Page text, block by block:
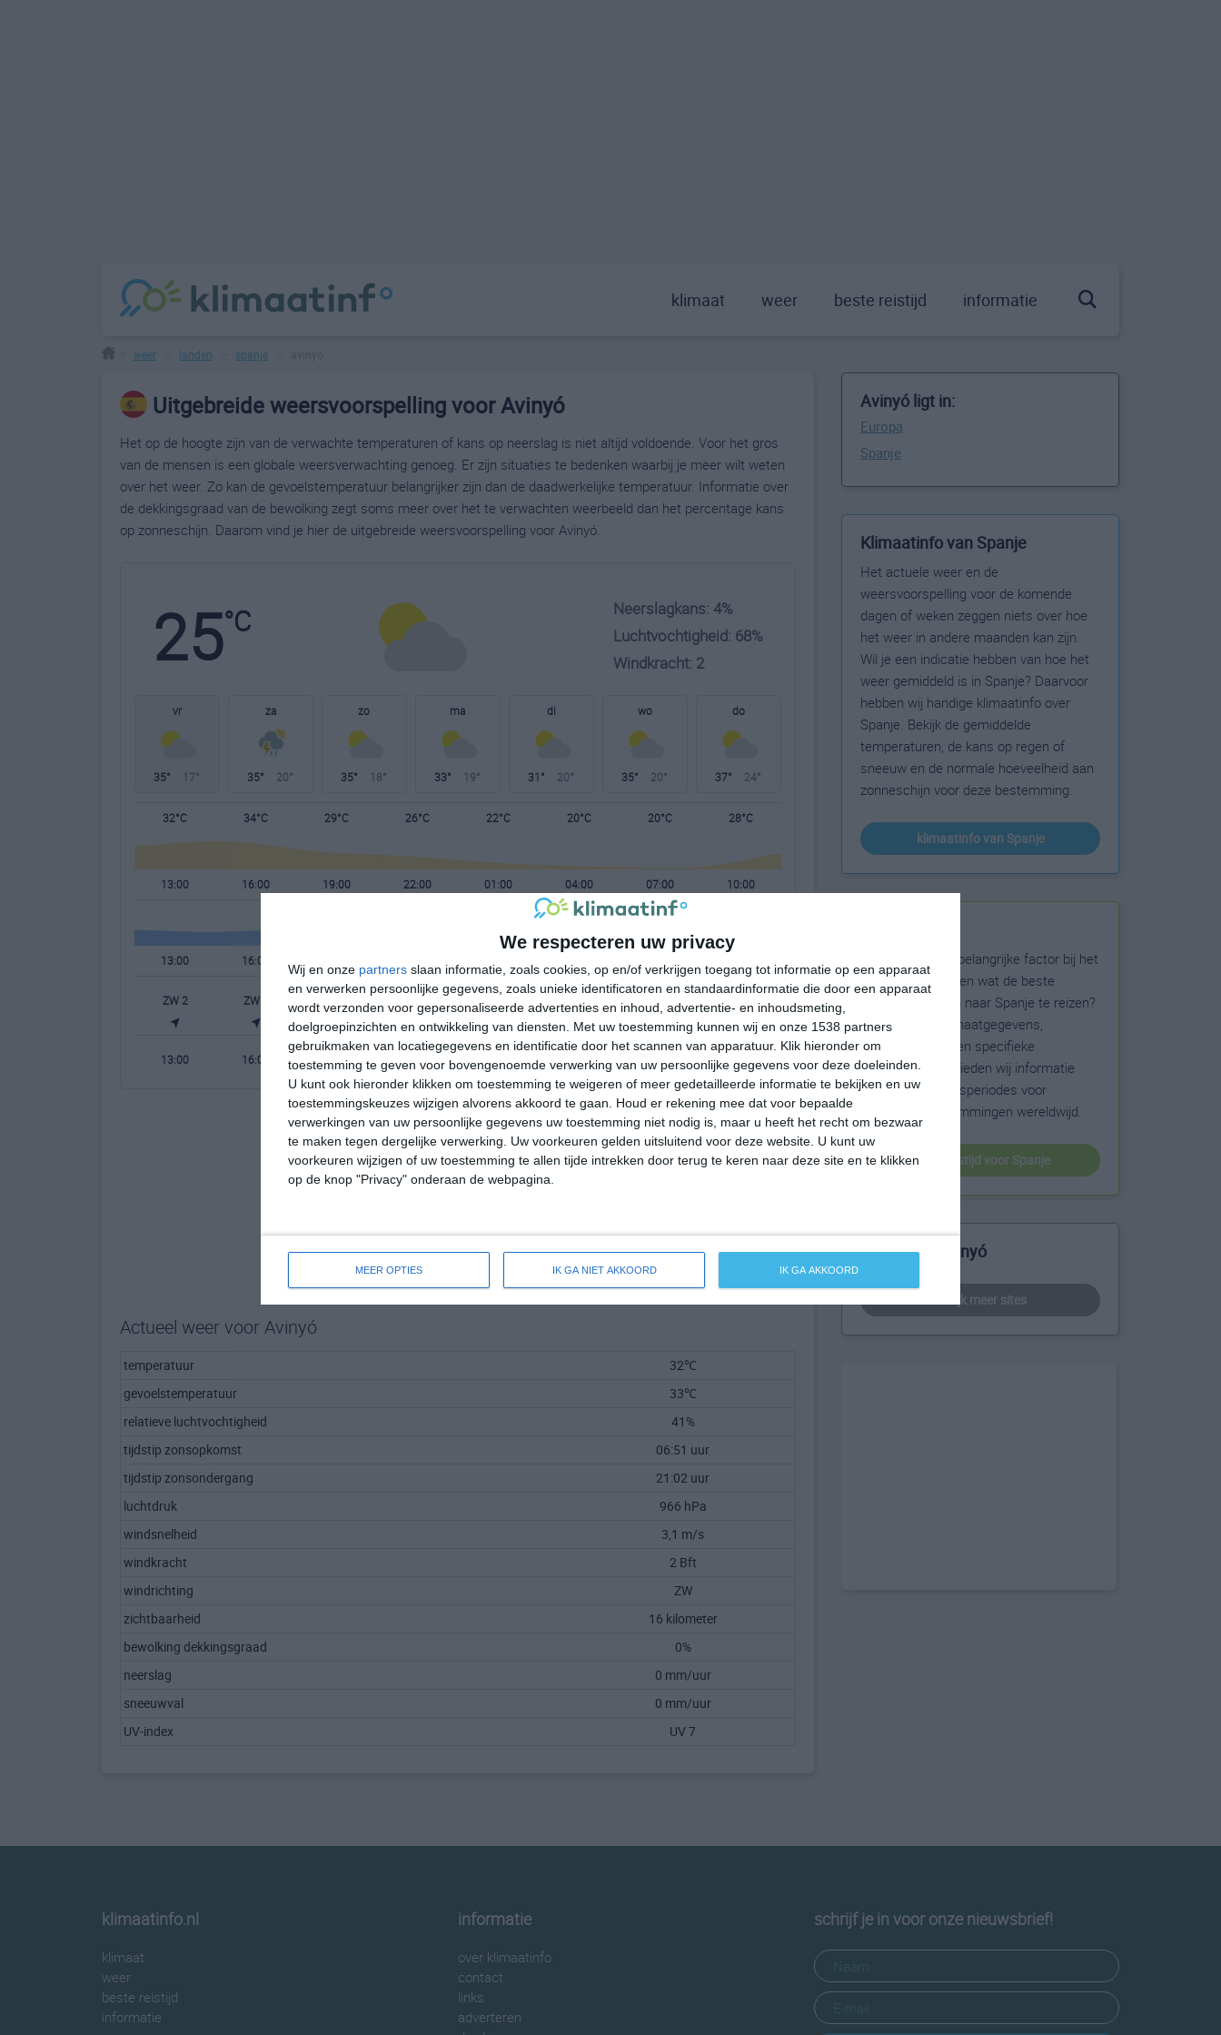
We respecteren uw privacy
Wij en onze partners slaan informatie, zoals cookies, op en/of verkrijgen toegang tot informatie op een apparaat
en verwerken persoonlijke gegevens, zoals unieke identificatoren en standaardinformatie die door een apparaat
wordt verzonden voor gepersonaliseerde advertenties en inhoud, advertentie- en inhoudsmeting,
doelgroepinzichten en ontwikkeling van diensten.
Met uw toestemming kunnen wij en onze 1538 partners
gebruikmaken van locatiegegevens en identificatie door het scannen van apparatuur. Klik hieronder om
toestemming te geven voor bovengenoemde verwerking van uw persoonlijke gegevens voor deze doeleinden.
U kunt ook hieronder klikken om toestemming te weigeren of meer gedetailleerde informatie te bekijken en uw
toestemmingskeuzes wijzigen alvorens akkoord te gaan.
Houd er rekening mee dat voor bepaalde
verwerkingen van uw persoonlijke gegevens uw toestemming niet nodig is, maar u heeft het recht om bezwaar
te maken tegen dergelijke verwerking. Uw voorkeuren gelden uitsluitend voor deze website. U kunt uw
voorkeuren wijzigen of uw toestemming te allen tijde intrekken door terug te keren naar deze site en te klikken
op de knop "Privacy" onderaan de webpagina.
MEER OPTIES IK GA NIET AKKOORD IK GA AKKOORD
klimaat weer beste reistijd informatie
weer landen spanje
Uitgebreide weersvoorspelling voor Avinyó
Het op de hoogte zijn van de verwachte temperaturen of kans op neerslag is niet altijd voldoende. Voor het gros
van de mensen is een globale weersverwachting genoeg. Er zijn situaties te bedenken waarbij je meer wilt weten
over het weer. Zo kan de gevoelstemperatuur belangrijker zijn dan de daadwerkelijke temperatuur. Informatie over
de dekkingsgraad van de bewolking zegt soms meer over het te verwachten weerbeeld dan het percentage kans
op zonneschijn. Daarom vind je hier de uitgebreide weersvoorspelling voor Avinyó.
25°C
Neerslagkans: 4%
Luchtvochtigheid: 68%
Windkracht: 2
vr
35° 17°
za
35° 20°
zo
35° 18°
ma
33° 19°
di
31° 20°
wo
35° 20°
do
37° 24°
32°C 34°C 29°C 26°C 22°C 20°C 20°C 28°C
13:00 16:00 19:00 22:00 01:00 04:00 07:00 10:00
13:00 16:00
ZW 2 ZW 3 ZO 1 ONO 1 ONO 1 WNW 1
13:00 16:00 19:00 04:00
Actueel weer voor Avinyó
temperatuur
32℃
gevoelstemperatuur
33℃
relatieve luchtvochtigheid
41%
tijdstip zonsopkomst
06:51 uur
tijdstip zonsondergang
21:02 uur
luchtdruk
966 hPa
windsnelheid
3,1 m/s
windkracht
2 Bft
windrichting
ZW
zichtbaarheid
16 kilometer
bewolking dekkingsgraad
0%
neerslag
0 mm/uur
sneeuwval
0 mm/uur
UV-index
UV 7
Avinyó ligt in:
Europa
Spanje
Klimaatinfo van Spanje
Het actuele weer en de
weersvoorspelling voor de komende
dagen of weken zeggen niets over hoe
het weer in andere maanden kan zijn.
Wil je een indicatie hebben van hoe het
weer gemiddeld is in Spanje? Daarvoor
hebben wij handige klimaatinfo over
Spanje. Bekijk de gemiddelde
temperaturen, de kans op regen of
sneeuw en de normale hoeveelheid aan
zonneschijn voor deze bestemming.
klimaatinfo van Spanje
Het weer is een belangrijke factor bij het
reizen. Wil je weten wat de beste
maanden zijn om naar Spanje te reizen?
Op basis van klimaatgegevens,
weersextremen en specifieke
weerinformatie bieden wij informatie
over de beste reisperiodes voor
duizenden bestemmingen wereldwijd.
beste reistijd voor Spanje
Meer over Avinyó
bekijk meer sites
klimaatinfo.nl
klimaat
weer
beste reistijd
informatie
informatie
over klimaatinfo
contact
links
adverteren
schrijf je in voor onze nieuwsbrief!